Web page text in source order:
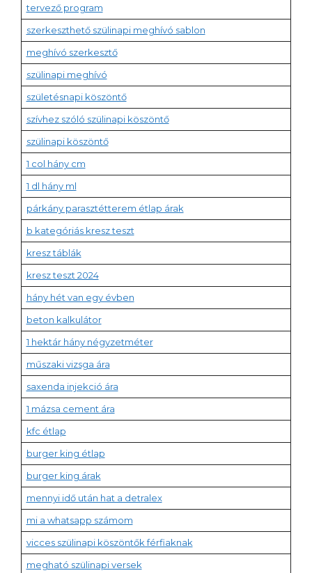
tervező program
szerkeszthető szülinapi meghívó sablon
meghívó szerkesztő
szülinapi meghívó
születésnapi köszöntő
szívhez szóló szülinapi köszöntő
szülinapi köszöntő
1 col hány cm
1 dl hány ml
párkány parasztétterem étlap árak
b kategóriás kresz teszt
kresz táblák
kresz teszt 2024
hány hét van egy évben
beton kalkulátor
1 hektár hány négyzetméter
műszaki vizsga ára
saxenda injekció ára
1 mázsa cement ára
kfc étlap
burger king étlap
burger king árak
mennyi idő után hat a detralex
mi a whatsapp számom
vicces szülinapi köszöntők férfiaknak
megható szülinapi versek